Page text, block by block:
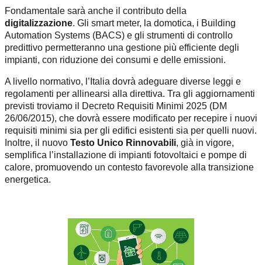
Fondamentale sarà anche il contributo della
digitalizzazione. Gli smart meter, la domotica, i Building
Automation Systems (BACS) e gli strumenti di controllo
predittivo permetteranno una gestione più efficiente degli
impianti, con riduzione dei consumi e delle emissioni.
A livello normativo, l’Italia dovrà adeguare diverse leggi e
regolamenti per allinearsi alla direttiva. Tra gli aggiornamenti
previsti troviamo il Decreto Requisiti Minimi 2025 (DM
26/06/2015), che dovrà essere modificato per recepire i nuovi
requisiti minimi sia per gli edifici esistenti sia per quelli nuovi.
Inoltre, il nuovo Testo Unico Rinnovabili, già in vigore,
semplifica l’installazione di impianti fotovoltaici e pompe di
calore, promuovendo un contesto favorevole alla transizione
energetica.